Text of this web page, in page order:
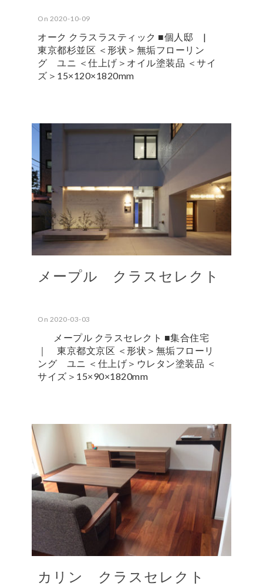
On 2020-10-09
オーク クラスラスティック ■個人邸 |
東京都杉並区 ＜形状＞無垢フローリン
グ ユニ ＜仕上げ＞オイル塗装品 ＜サイ
ズ＞15×120×1820mm
メープル クラスセレクト
On 2020-03-03
メープル クラスセレクト ■集合住宅
｜ 東京都文京区 ＜形状＞無垢フローリ
ング ユニ ＜仕上げ＞ウレタン塗装品 ＜
サイズ＞15×90×1820mm
カリン クラスセレクト